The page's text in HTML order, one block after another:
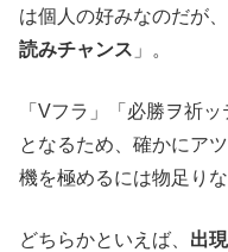
は個人の好みなのだが
読みチャンス 」。
「Vフラ」「必勝ヲ祈
となるため、確かにア
機を極めるには物足りな
どちらかといえば、 出